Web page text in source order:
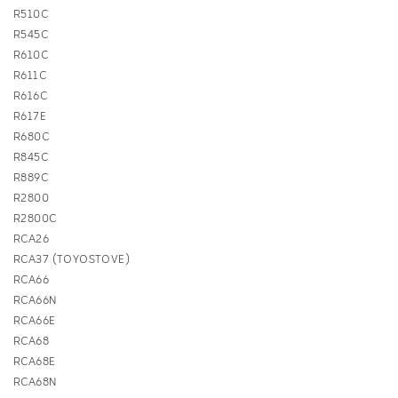
R510C
R545C
R610C
R611C
R616C
R617E
R680C
R845C
R889C
R2800
R2800C
RCA26
RCA37 (TOYOSTOVE)
RCA66
RCA66N
RCA66E
RCA68
RCA68E
RCA68N